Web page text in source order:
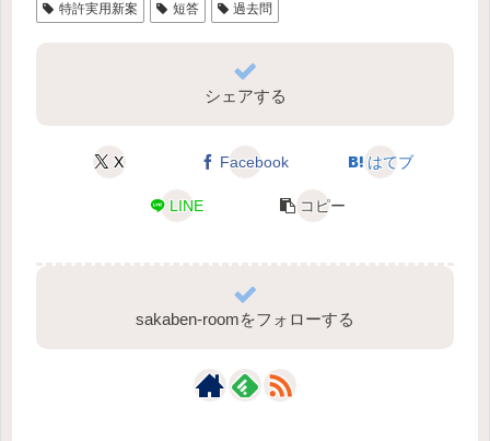
特許実用新案
短答 過去問
シェアする
X Facebook はてブ
LINE コピー
sakaben-roomをフォローする